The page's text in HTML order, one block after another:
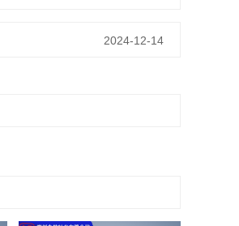
2024-12-14